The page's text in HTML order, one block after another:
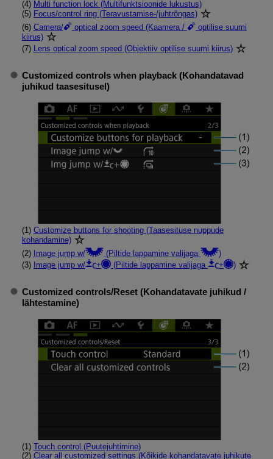
(4) Multi function lock (Multifunktsioonide lukustus)
(5) Focus/control ring (Teravustamise-/juhtrõngas)
(6) Camera/ optical zoom speed (Kaamera /
optilise suumi
kiirus)
(7) Lens optical zoom speed (Objektiiv optilise suumi kiirus)
Customized controls when playback (Kohandatavad
juhikud taasesitusel)
(1) Customize buttons for shooting (Taasesituse nuppude
kohandamine)
(2) Image jump w/ (Piltide lappamine valijaga
)
(3) Image jump w/ + (Piltide lappamine valijaga + )
Customized controls/Reset (Kohandatavate juhikud /
lähtestamine)
(1) Touch control (Puutejuhtimine)
(2) Clear all customized settings (Kõikide kohandatavate juhikute